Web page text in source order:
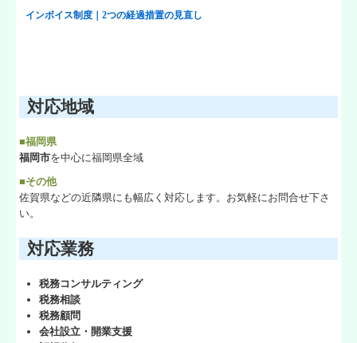
対応地域
■福岡県
福岡市を中心に福岡県全域
■その他
佐賀県などの近隣県にも幅広く対応します。お気軽にお問合せ下さ
い。
対応業務
税務コンサルティング
税務相談
税務顧問
会社設立・開業支援